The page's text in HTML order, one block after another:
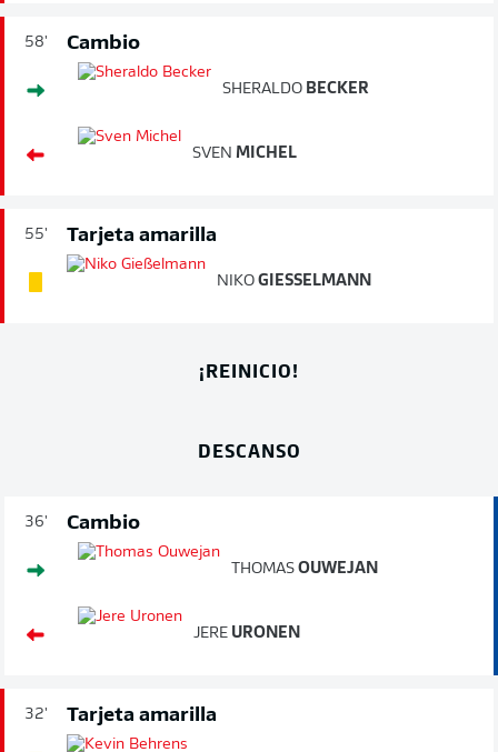
58' Cambio
SHERALDO BECKER
SVEN MICHEL
55' Tarjeta amarilla
NIKO GIESSELMANN
¡REINICIO!
DESCANSO
36' Cambio
THOMAS OUWEJAN
JERE URONEN
32' Tarjeta amarilla